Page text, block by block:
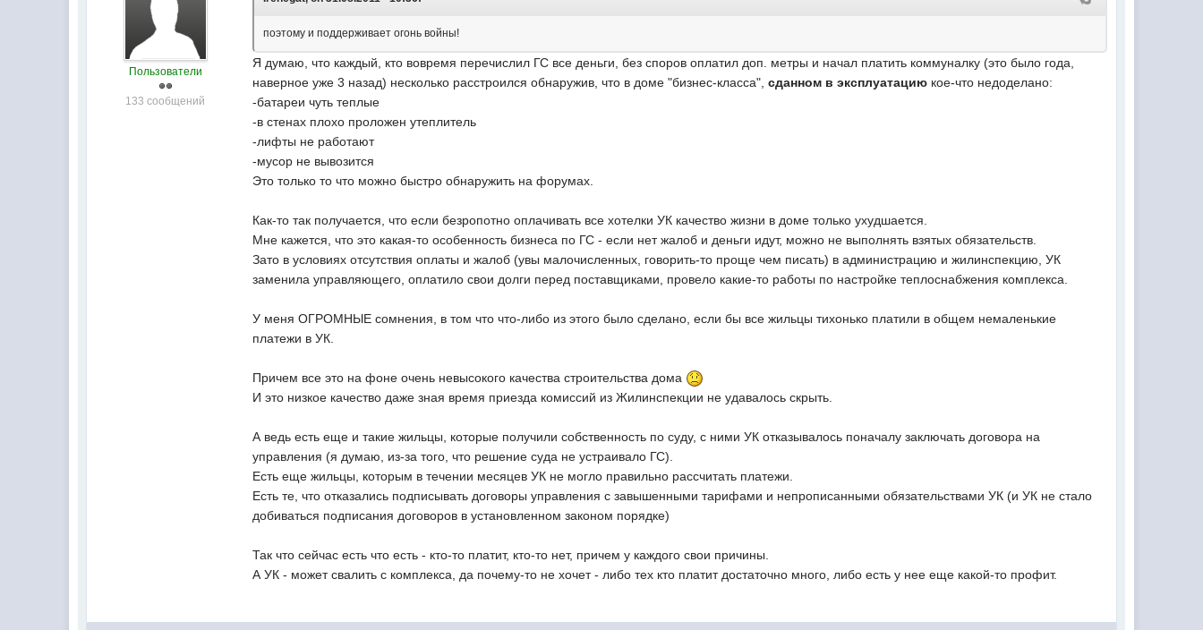
Пользователи
133 сообщений
поэтому и поддерживает огонь войны!
Я думаю, что каждый, кто вовремя перечислил ГС все деньги, без споров оплатил доп. метры и начал платить коммуналку (это было года,
наверное уже 3 назад) несколько расстроился обнаружив, что в доме "бизнес-класса",сданном в эксплуатацию кое-что недоделано:
-батареи чуть теплые
-в стенах плохо проложен утеплитель
-лифты не работают
-мусор не вывозится
Это только то что можно быстро обнаружить на форумах.
Как-то так получается, что если безропотно оплачивать все хотелки УК качество жизни в доме только ухудшается.
Мне кажется, что это какая-то особенность бизнеса по ГС - если нет жалоб и деньги идут, можно не выполнять взятых обязательств.
Зато в условиях отсутствия оплаты и жалоб (увы малочисленных, говорить-то проще чем писать) в администрацию и жилинспекцию, УК
заменила управляющего, оплатило свои долги перед поставщиками, провело какие-то работы по настройке теплоснабжения комплекса.
У меня ОГРОМНЫЕ сомнения, в том что что-либо из этого было сделано, если бы все жильцы тихонько платили в общем немаленькие
платежи в УК.
Причем все это на фоне очень невысокого качества строительства дома
И это низкое качество даже зная время приезда комиссий из Жилинспекции не удавалось скрыть.
А ведь есть еще и такие жильцы, которые получили собственность по суду, с ними УК отказывалось поначалу заключать договора на
управления (я думаю, из-за того, что решение суда не устраивало ГС).
Есть еще жильцы, которым в течении месяцев УК не могло правильно рассчитать платежи.
Есть те, что отказались подписывать договоры управления с завышенными тарифами и непрописанными обязательствами УК (и УК не стало
добиваться подписания договоров в установленном законом порядке)
Так что сейчас есть что есть - кто-то платит, кто-то нет, причем у каждого свои причины.
А УК - может свалить с комплекса, да почему-то не хочет - либо тех кто платит достаточно много, либо есть у нее еще какой-то профит.